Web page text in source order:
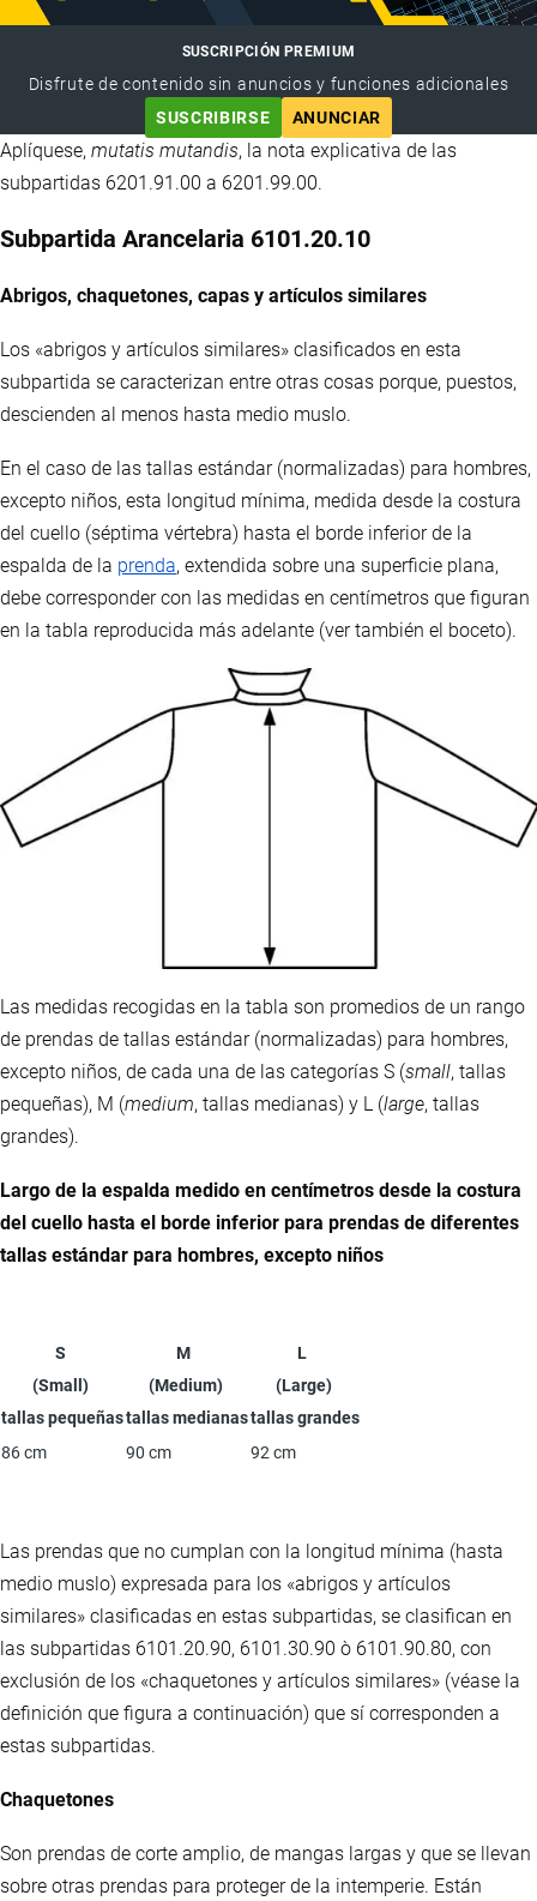
SUSCRIPCIÓN PREMIUM
Disfrute de contenido sin anuncios y funciones adicionales
SUSCRIBIRSE
ANUNCIAR
Aplíquese, mutatis mutandis, la nota explicativa de las
subpartidas 6201.91.00 a 6201.99.00.
Subpartida Arancelaria 6101.20.10
Abrigos, chaquetones, capas y artículos similares
Los «abrigos y artículos similares» clasificados en esta
subpartida se caracterizan entre otras cosas porque, puestos,
descienden al menos hasta medio muslo.
En el caso de las tallas estándar (normalizadas) para hombres,
excepto niños, esta longitud mínima, medida desde la costura
del cuello (séptima vértebra) hasta el borde inferior de la
espalda de la prenda, extendida sobre una superficie plana,
debe corresponder con las medidas en centímetros que figuran
en la tabla reproducida más adelante (ver también el boceto).
Las medidas recogidas en la tabla son promedios de un rango
de prendas de tallas estándar (normalizadas) para hombres,
excepto niños, de cada una de las categorías S (small, tallas
pequeñas), M (medium, tallas medianas) y L (large, tallas
grandes).
Largo de la espalda medido en centímetros desde la costura
del cuello hasta el borde inferior para prendas de diferentes
tallas estándar para hombres, excepto niños
S
(Small)
tallas pequeñas
M
(Medium)
tallas medianas
L
(Large)
tallas grandes
86 cm
90 cm 92 cm
Las prendas que no cumplan con la longitud mínima (hasta
medio muslo) expresada para los «abrigos y artículos
similares» clasificadas en estas subpartidas, se clasifican en
las subpartidas 6101.20.90, 6101.30.90 ò 6101.90.80, con
exclusión de los «chaquetones y artículos similares» (véase la
definición que figura a continuación) que sí corresponden a
estas subpartidas.
Chaquetones
Son prendas de corte amplio, de mangas largas y que se llevan
sobre otras prendas para proteger de la intemperie. Están